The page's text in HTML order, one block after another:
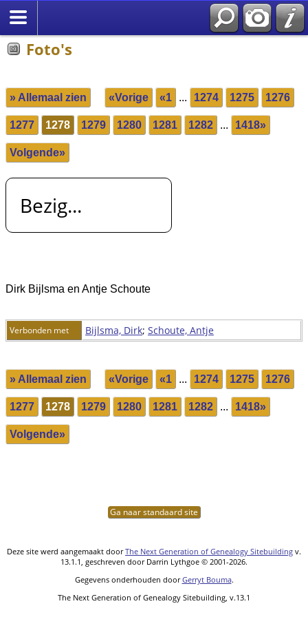
Foto's
» Allemaal zien «Vorige «1 ... 1274 1275 1276
1277 1278 1279 1280 1281 1282 ... 1418»
Volgende»
Bezig...
Dirk Bijlsma en Antje Schoute
Verbonden met Bijlsma, Dirk; Schoute, Antje
» Allemaal zien «Vorige «1 ... 1274 1275 1276
1277 1278 1279 1280 1281 1282 ... 1418»
Volgende»
Ga naar standaard site
Deze site werd aangemaakt doorThe Next Generation of Genealogy Sitebuilding v.
13.1.1, geschreven door Darrin Lythgoe © 2001-2026.
Gegevens onderhouden doorGerryt Bouma.
The Next Generation of Genealogy Sitebuilding, v.13.1